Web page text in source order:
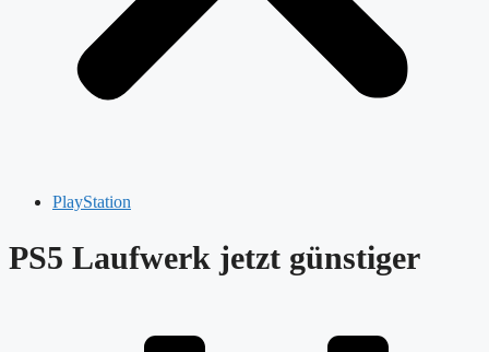
PlayStation
PS5 Laufwerk jetzt günstiger